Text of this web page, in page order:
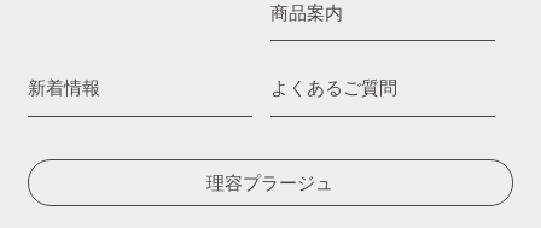
商品案内
新着情報 よくあるご質問
理容プラージュ